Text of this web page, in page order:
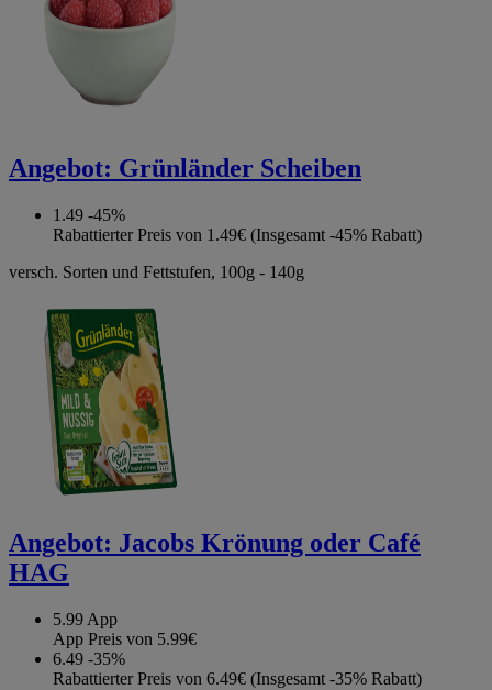
Angebot: Grünländer Scheiben
1.49 -45%
Rabattierter Preis von 1.49€ (Insgesamt -45% Rabatt)
versch. Sorten und Fettstufen, 100g - 140g
Angebot: Jacobs Krönung oder Café
HAG
5.99 App
App Preis von 5.99€
6.49 -35%
Rabattierter Preis von 6.49€ (Insgesamt -35% Rabatt)